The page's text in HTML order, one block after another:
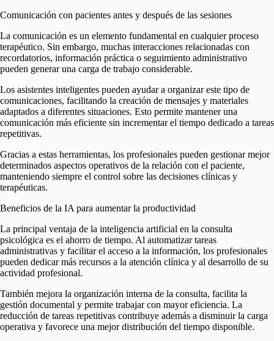
Comunicación con pacientes antes y después de las sesiones
La comunicación es un elemento fundamental en cualquier proceso
terapéutico. Sin embargo, muchas interacciones relacionadas con
recordatorios, información práctica o seguimiento administrativo
pueden generar una carga de trabajo considerable.
Los asistentes inteligentes pueden ayudar a organizar este tipo de
comunicaciones, facilitando la creación de mensajes y materiales
adaptados a diferentes situaciones. Esto permite mantener una
comunicación más eficiente sin incrementar el tiempo dedicado a tareas
repetitivas.
Gracias a estas herramientas, los profesionales pueden gestionar mejor
determinados aspectos operativos de la relación con el paciente,
manteniendo siempre el control sobre las decisiones clínicas y
terapéuticas.
Beneficios de la IA para aumentar la productividad
La principal ventaja de la inteligencia artificial en la consulta
psicológica es el ahorro de tiempo. Al automatizar tareas
administrativas y facilitar el acceso a la información, los profesionales
pueden dedicar más recursos a la atención clínica y al desarrollo de su
actividad profesional.
También mejora la organización interna de la consulta, facilita la
gestión documental y permite trabajar con mayor eficiencia. La
reducción de tareas repetitivas contribuye además a disminuir la carga
operativa y favorece una mejor distribución del tiempo disponible.